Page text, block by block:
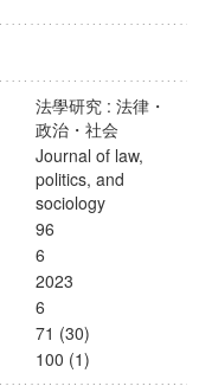
法學研究 : 法律・
政治・社会
Journal of law,
politics, and
sociology
96
6
2023
6
71 (30)
100 (1)